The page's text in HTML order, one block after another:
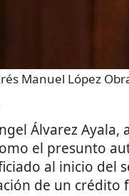
Manuel López
Álvarez Ayala,
el presunto
al inicio del
de un crédito